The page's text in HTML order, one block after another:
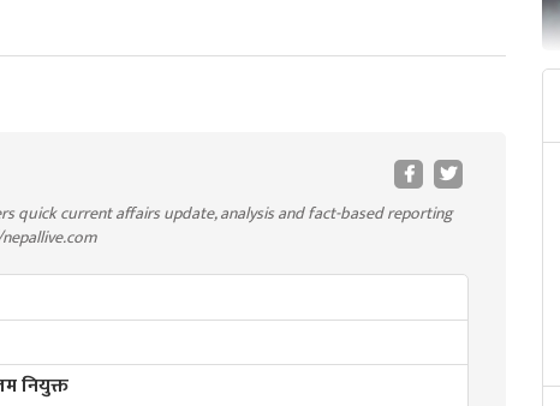
quick current affairs update, analysis and fact-based reporting
नियुक्त